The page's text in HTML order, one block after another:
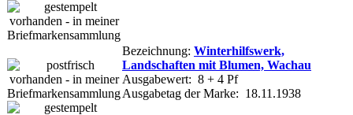
Bezeichnung: Winterhilfswerk,
Landschaften mit Blumen, Wachau
Ausgabewert: 8 + 4 Pf
Ausgabetag der Marke: 18.11.1938